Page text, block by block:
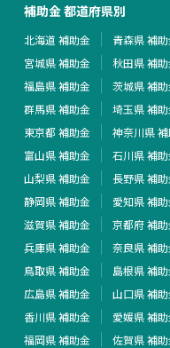
補助金 都道府県別
北海道 補助金 青森県 補
宮城県 補助金
秋田県 補助
福島県 補助金
茨城県 補助
群馬県 補助金
埼玉県 補助
東京都 補助金
神奈川県
富山県 補助金
石川県 補助
山梨県 補助金
長野県 補
静岡県 補助金
愛知県 補
滋賀県 補助金
京都府 補助
兵庫県 補助金
奈良県 補助
鳥取県 補助金
島根県 補
広島県 補助金
山口県 補助
香川県 補助金
愛媛県 補
福岡県 補助金
佐賀県 補助